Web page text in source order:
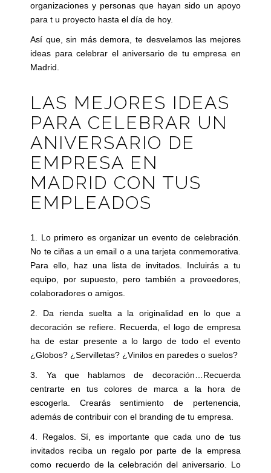
organizaciones y personas que hayan sido un apoyo
para t u proyecto hasta el día de hoy.
Así que, sin más demora, te desvelamos las mejores
ideas para celebrar el aniversario de tu empresa en
Madrid.
LAS MEJORES IDEAS
PARA CELEBRAR UN
ANIVERSARIO DE
EMPRESA EN
MADRID CON TUS
EMPLEADOS
1. Lo primero es organizar un evento de celebración.
No te ciñas a un email o a una tarjeta conmemorativa.
Para ello, haz una lista de invitados. Incluirás a tu
equipo, por supuesto, pero también a proveedores,
colaboradores o amigos.
2. Da rienda suelta a la originalidad en lo que a
decoración se refiere. Recuerda, el logo de empresa
ha de estar presente a lo largo de todo el evento
¿Globos? ¿Servilletas? ¿Vinilos en paredes o suelos?
3. Ya que hablamos de decoración…Recuerda
centrarte en tus colores de marca a la hora de
escogerla. Crearás sentimiento de pertenencia,
además de contribuir con el branding de tu empresa.
4. Regalos. Sí, es importante que cada uno de tus
invitados reciba un regalo por parte de la empresa
como recuerdo de la celebración del aniversario. Lo